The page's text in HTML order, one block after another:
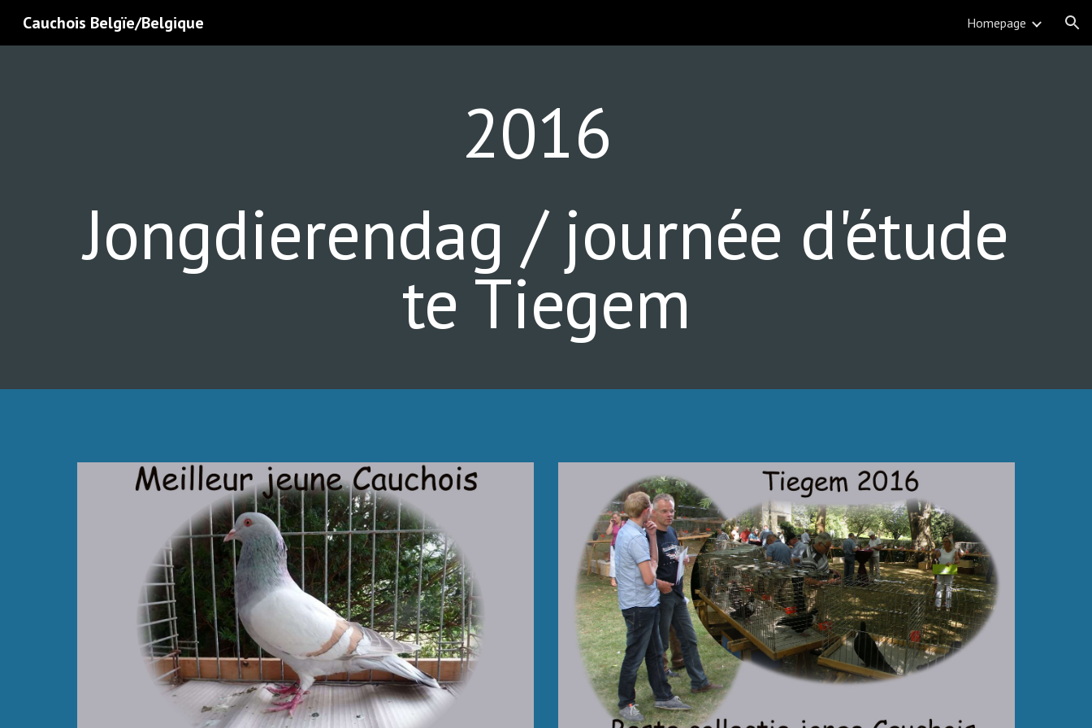
Cauchois Belgïe/Belgique Homepage
2016
Jongdierendag / journée d'étude
te Tiegem